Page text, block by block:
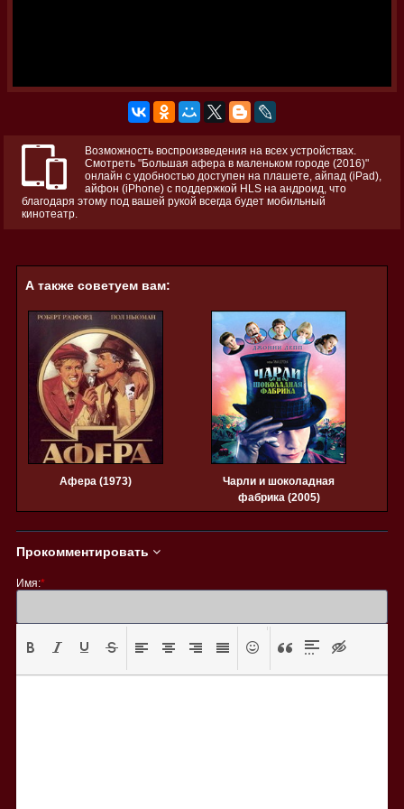
Возможность воспроизведения на всех устройствах.
Смотреть "Большая афера в маленьком городе (2016)"
онлайн с удобностью доступен на плашете, айпад (iPad),
айфон (iPhone) с поддержкой HLS на андроид, что
благодаря этому под вашей рукой всегда будет мобильный
кинотеатр.
А также советуем вам:
Афера (1973)
Чарли и шоколадная
фабрика (2005)
Прокомментировать
Имя:*